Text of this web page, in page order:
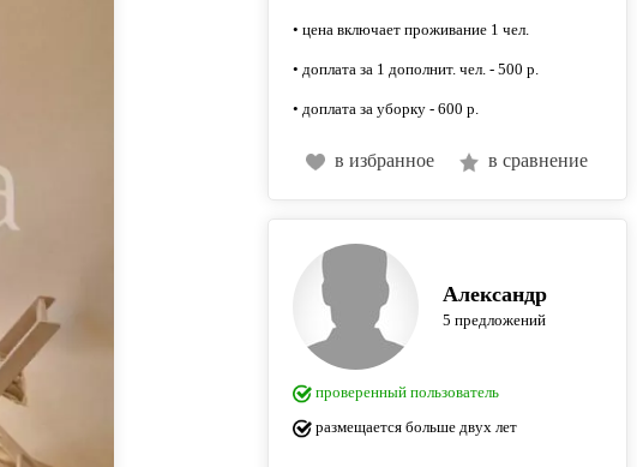
• цена включает проживание 1 чел.
• доплата за 1 дополнит. чел. - 500 р.
• доплата за уборку - 600 р.
в избранное в сравнение
Александр
5 предложений
проверенный пользователь
размещается больше двух лет